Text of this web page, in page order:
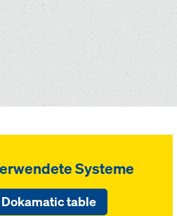
Systeme
Dokamatic table